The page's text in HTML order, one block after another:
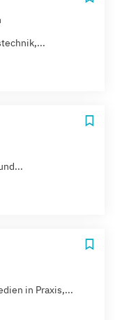
in Praxis,...